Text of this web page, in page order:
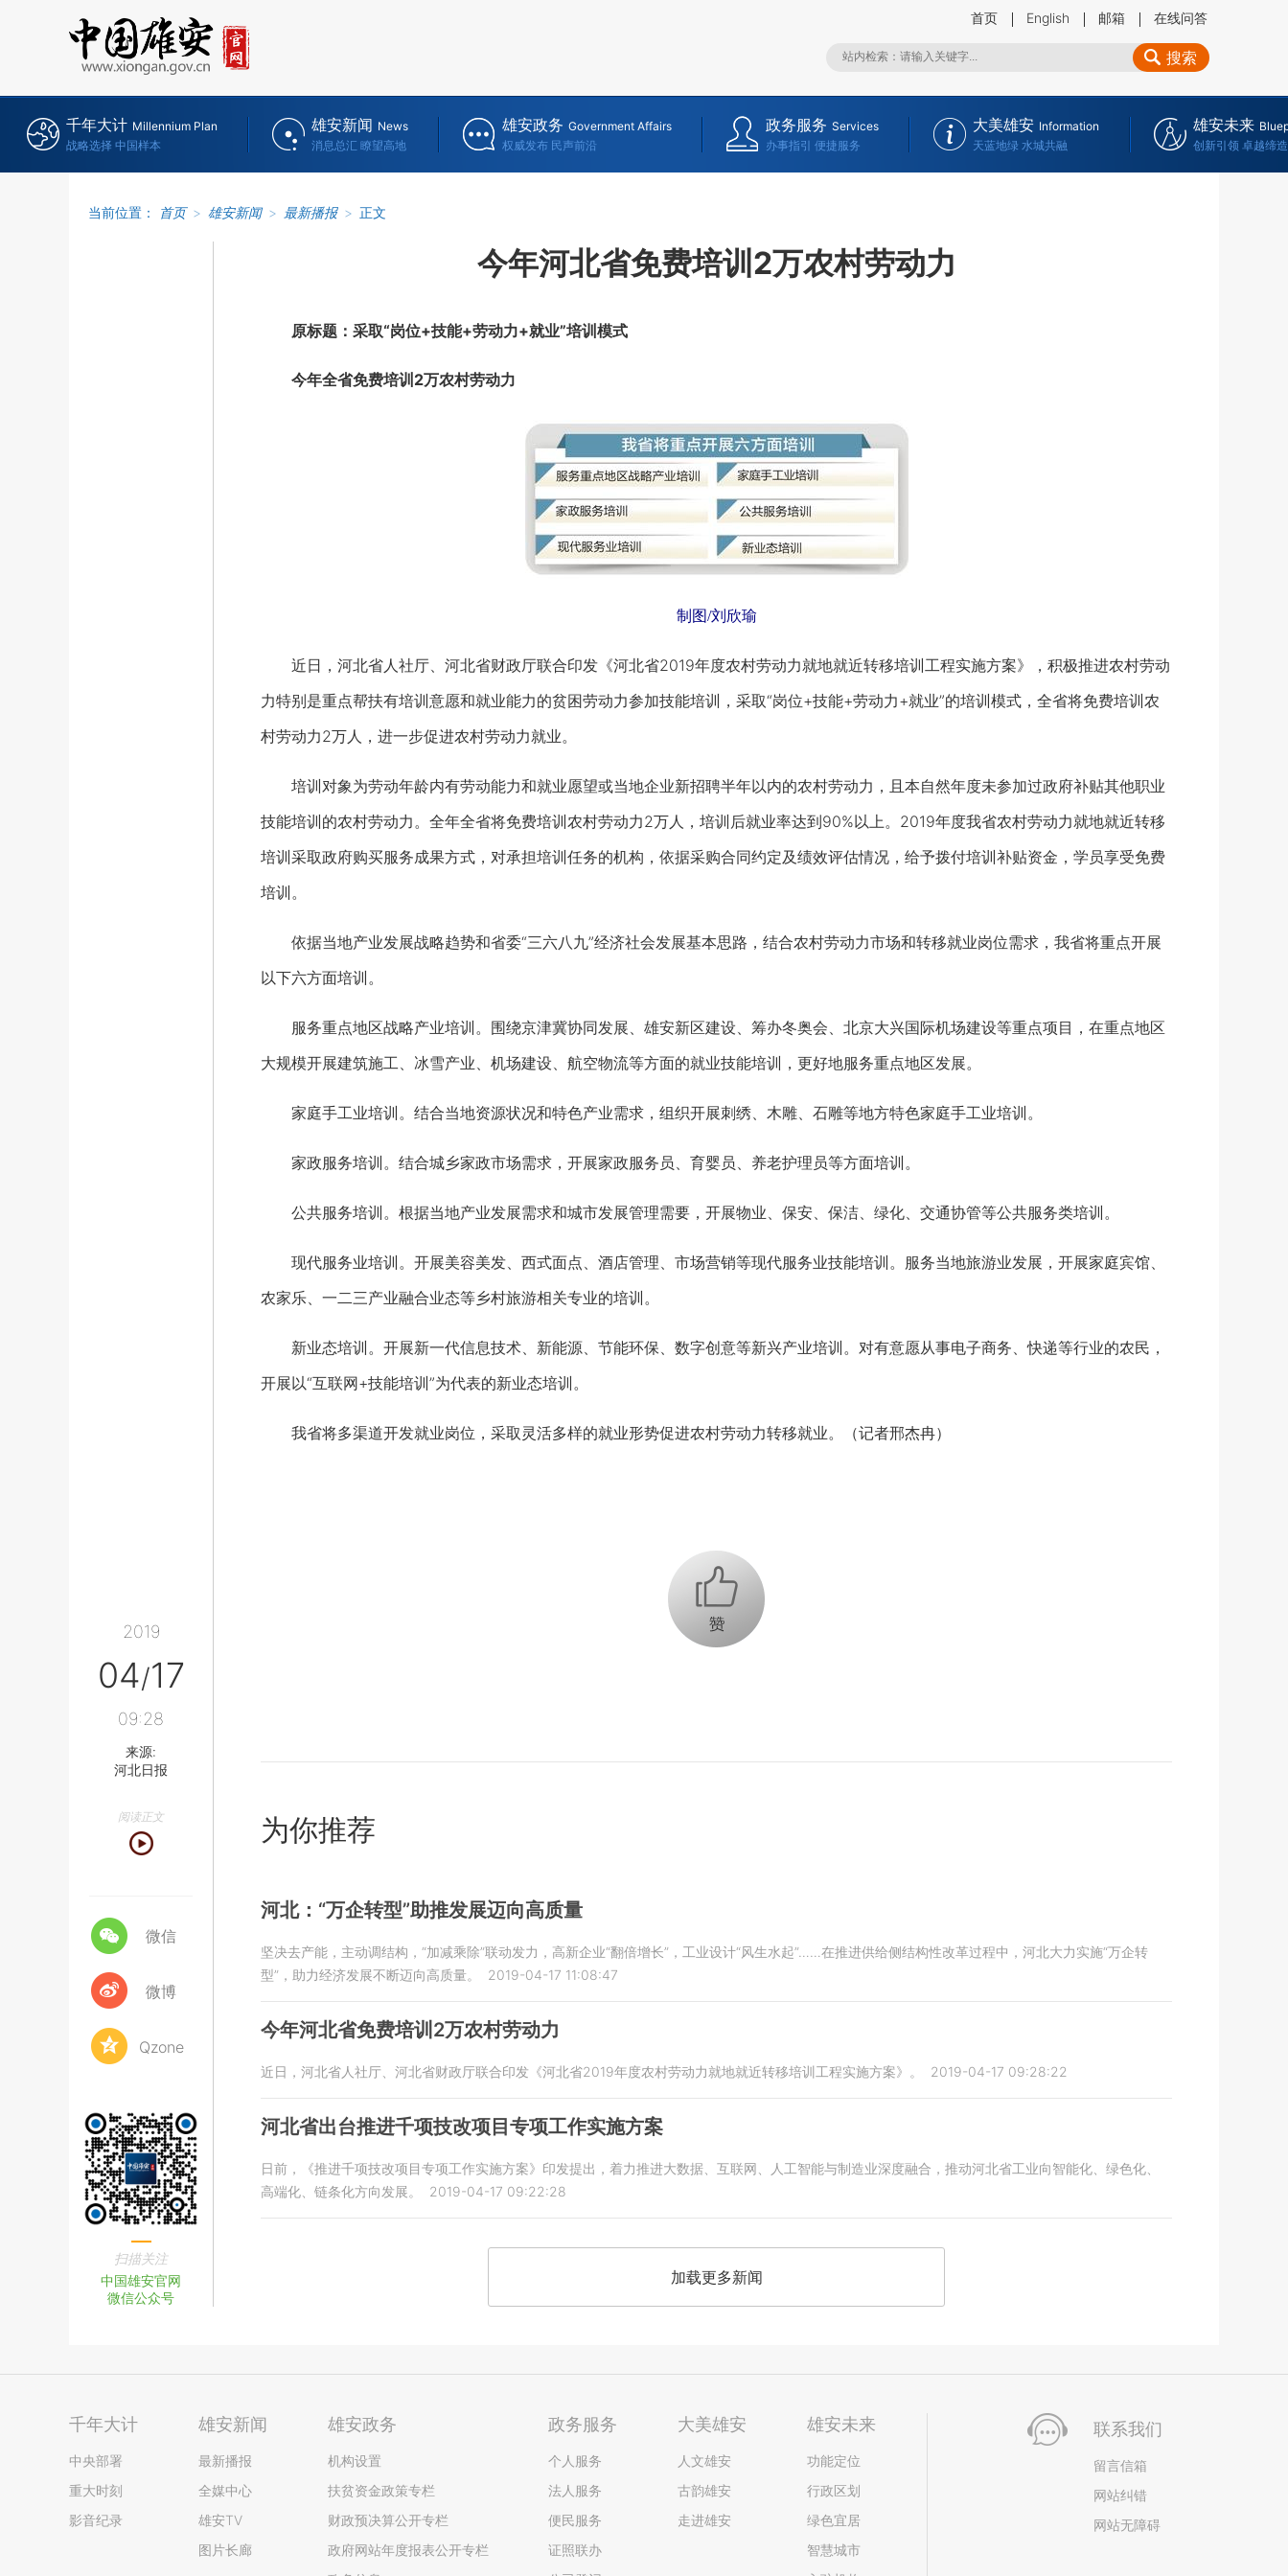
首页 English 邮箱 在线问答
搜索
千年大计 Millennium Plan
战略选择 中国样本
雄安新闻 News
消息总汇 瞭望高地
雄安政务 Government Affairs
权威发布 民声前沿
政务服务 Services
办事指引 便捷服务
大美雄安 Information
天蓝地绿 水城共融
雄安未来
创新引领 卓越缔造
当前位置： 首页 > 雄安新闻 > 最新播报 > 正文
2019
04/17
09:28
来源:
河北日报
阅读正文
微信
微博
Qzone
扫描关注
中国雄安官网
微信公众号
今年河北省免费培训2万农村劳动力
原标题：采取“岗位+技能+劳动力+就业”培训模式
今年全省免费培训2万农村劳动力
制图/刘欣瑜
近日，河北省人社厅、河北省财政厅联合印发《河北省2019年度农村劳动力就地就近转移培训工程实施方案》，积极推进农村劳动
力特别是重点帮扶有培训意愿和就业能力的贫困劳动力参加技能培训，采取“岗位+技能+劳动力+就业”的培训模式，全省将免费培训农
村劳动力2万人，进一步促进农村劳动力就业。
培训对象为劳动年龄内有劳动能力和就业愿望或当地企业新招聘半年以内的农村劳动力，且本自然年度未参加过政府补贴其他职业
技能培训的农村劳动力。全年全省将免费培训农村劳动力2万人，培训后就业率达到90%以上。2019年度我省农村劳动力就地就近转移
培训采取政府购买服务成果方式，对承担培训任务的机构，依据采购合同约定及绩效评估情况，给予拨付培训补贴资金，学员享受免费
培训。
依据当地产业发展战略趋势和省委“三六八九”经济社会发展基本思路，结合农村劳动力市场和转移就业岗位需求，我省将重点开展
以下六方面培训。
服务重点地区战略产业培训。围绕京津冀协同发展、雄安新区建设、筹办冬奥会、北京大兴国际机场建设等重点项目，在重点地区
大规模开展建筑施工、冰雪产业、机场建设、航空物流等方面的就业技能培训，更好地服务重点地区发展。
家庭手工业培训。结合当地资源状况和特色产业需求，组织开展刺绣、木雕、石雕等地方特色家庭手工业培训。
家政服务培训。结合城乡家政市场需求，开展家政服务员、育婴员、养老护理员等方面培训。
公共服务培训。根据当地产业发展需求和城市发展管理需要，开展物业、保安、保洁、绿化、交通协管等公共服务类培训。
现代服务业培训。开展美容美发、西式面点、酒店管理、市场营销等现代服务业技能培训。服务当地旅游业发展，开展家庭宾馆、
农家乐、一二三产业融合业态等乡村旅游相关专业的培训。
新业态培训。开展新一代信息技术、新能源、节能环保、数字创意等新兴产业培训。对有意愿从事电子商务、快递等行业的农民，
开展以“互联网+技能培训”为代表的新业态培训。
我省将多渠道开发就业岗位，采取灵活多样的就业形势促进农村劳动力转移就业。（记者邢杰冉）
+1
为你推荐
河北：“万企转型”助推发展迈向高质量
坚决去产能，主动调结构，“加减乘除”联动发力，高新企业“翻倍增长”，工业设计“风生水起”……在推进供给侧结构性改革过程中，河北大力实施“万企转
型”，助力经济发展不断迈向高质量。
2019-04-17 11:08:47
今年河北省免费培训2万农村劳动力
近日，河北省人社厅、河北省财政厅联合印发《河北省2019年度农村劳动力就地就近转移培训工程实施方案》。 2019-04-17 09:28:22
河北省出台推进千项技改项目专项工作实施方案
日前，《推进千项技改项目专项工作实施方案》印发提出，着力推进大数据、互联网、人工智能与制造业深度融合，推动河北省工业向智能化、绿色化、
高端化、链条化方向发展。
2019-04-17 09:22:28
加载更多新闻
千年大计
中央部署
重大时刻
影音纪录
雄安新闻
最新播报
全媒中心
雄安TV
图片长廊
雄安政务
机构设置
扶贫资金政策专栏
财政预决算公开专栏
政府网站年度报表公开专栏
政务服务
个人服务
法人服务
便民服务
证照联办
大美雄安
人文雄安
古韵雄安
走进雄安
雄安未来
功能定位
行政区划
绿色宜居
智慧城市
联系我们
留言信箱
网站纠错
网站无障碍